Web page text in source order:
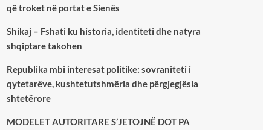
që troket në portat e Sienës
Shikaj – Fshati ku historia, identiteti dhe natyra
shqiptare takohen
Republika mbi interesat politike: sovraniteti i
qytetarëve, kushtetutshmëria dhe përgjegjësia
shtetërore
MODELET AUTORITARE S’JETOJNË DOT PA